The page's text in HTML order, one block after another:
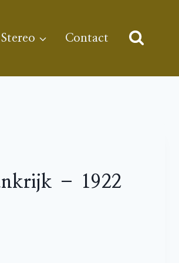
Stereo Contact
– 1922